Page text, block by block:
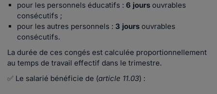
pour les personnels éducatifs : 6 jours ouvrables
consécutifs ;
pour les autres personnels : 3 jours ouvrables
consécutifs.
La durée de ces congés est calculée proportionnellement
au temps de travail effectif dans le trimestre.
✅ Le salarié bénéficie de (article 11.03) :